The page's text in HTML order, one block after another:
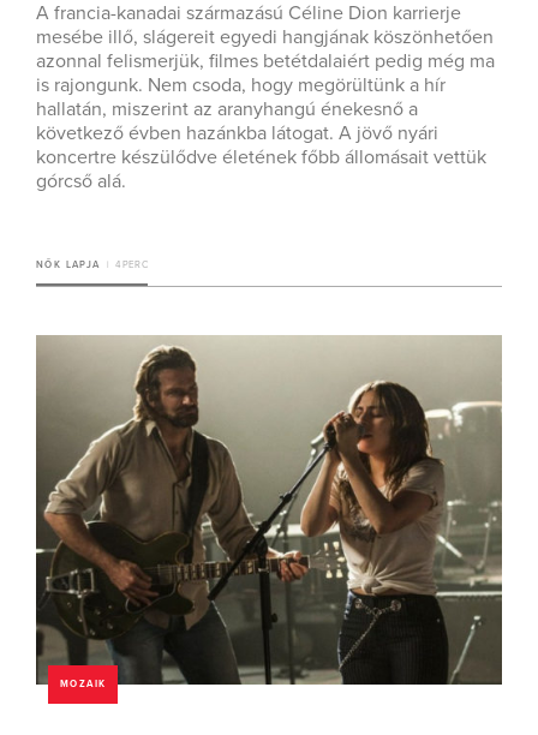
A francia-kanadai származású Céline Dion karrierje
mesébe illő, slágereit egyedi hangjának köszönhetően
azonnal felismerjük, filmes betétdalaiért pedig még ma
is rajongunk. Nem csoda, hogy megörültünk a hír
hallatán, miszerint az aranyhangú énekesnő a
következő évben hazánkba látogat. A jövő nyári
koncertre készülődve életének főbb állomásait vettük
górcső alá.
NŐK LAPJA 4 PERC
MOZAIK